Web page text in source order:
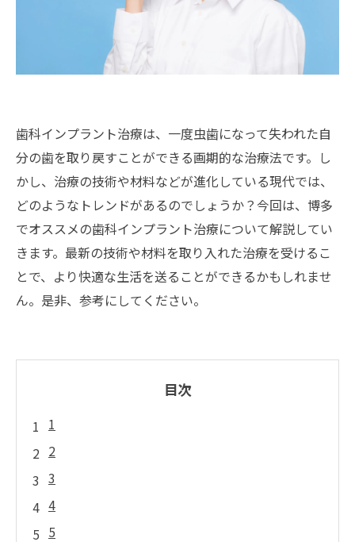
歯科インプラント治療は、一度虫歯になって失われた自
分の歯を取り戻すことができる画期的な治療法です。し
かし、治療の技術や材料などが進化している現代では、
どのようなトレンドがあるのでしょうか？今回は、博多
でオススメの歯科インプラント治療について解説してい
きます。最新の技術や材料を取り入れた治療を受けるこ
とで、より快適な生活を送ることができるかもしれませ
ん。是非、参考にしてください。
目次
1
2
3
4
5